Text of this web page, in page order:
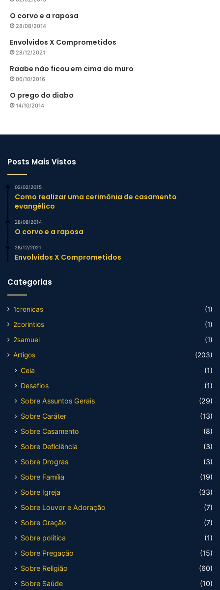
O corvo e a raposa
28/08/2014
Envolvidos X Comprometidos
28/12/2021
Raabe não ficou em cima do muro
06/10/2016
O prego do diabo
14/10/2014
Posts Mais Vistos
02/02/2015
Como realizar uma cerimônia de casamento
evangélico
28/08/2014
O corvo e a raposa
28/12/2021
Envolvidos X Comprometidos
Categorias
1cronicas
(1)
2corintios
(1)
2samuel
(1)
Artigos
(203)
Ceia
(1)
Desafios
(1)
Sobre Assuntos Gerais
(29)
Sobre Caráter
(13)
Sobre Casamento
(8)
Sobre Deficiência
(3)
Sobre Drogras
(3)
Sobre Família
(19)
Sobre Igreja
(33)
Sobre Louvor e Adoração
(7)
Sobre Oração
(7)
Sobre política
(1)
Sobre Pregação
(15)
Sobre Religião
(60)
Sobre Saúde
(10)